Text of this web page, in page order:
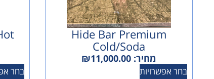
Hide Bar Premium
Cold/soda
מחיר: ₪11,000.00
בחר אפשרויות בחר